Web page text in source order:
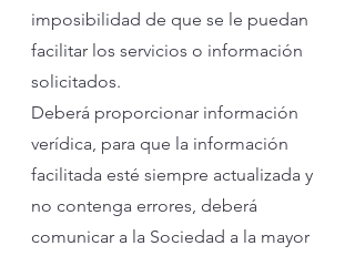
imposibilidad de que se le puedan
facilitar los servicios o información
solicitados.
Deberá proporcionar información
verídica, para que la información
facilitada esté siempre actualizada y
no contenga errores, deberá
comunicar a la Sociedad a la mayor